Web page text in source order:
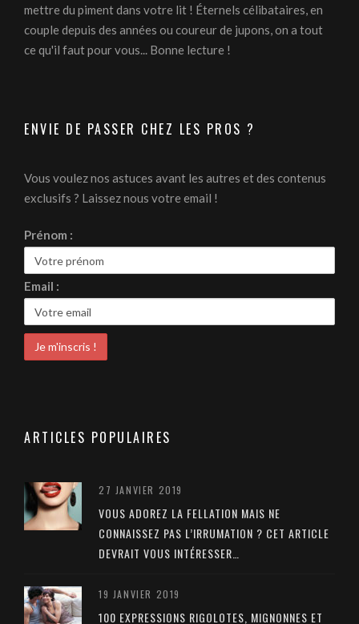
mettre du piment dans votre lit ! Éternels célibataires, en
couple depuis des années ou coureur de jupons, on a tout
ce qu'il faut pour vous... Bonne lecture !
ENVIE DE PASSER CHEZ LES PROS ?
Vous voulez nos astuces avant les autres et des contenus
exclusifs ? Laissez nous votre email !
Prénom :
Email :
ARTICLES POPULAIRES
27 JANVIER 2019
VOUS ADOREZ LA FELLATION MAIS NE
CONNAISSEZ PAS L’IRRUMATION ? CET ARTICLE
DEVRAIT VOUS INTÉRESSER…
19 JANVIER 2019
100 EXPRESSIONS RIGOLOTES, MIGNONNES ET